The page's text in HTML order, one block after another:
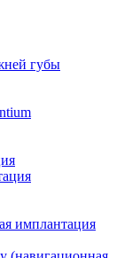
губы
имплантация